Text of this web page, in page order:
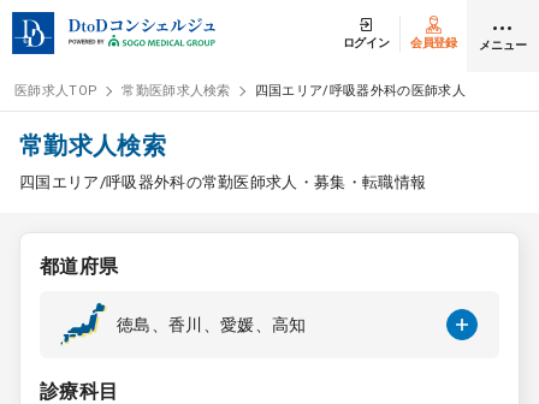
ログイン 会員登録 メニュー
ログイン
医師求人
常勤検索
医師求人TOP 常勤医師求人検索 四国エリア/呼吸器外科の医師求人
常勤求人検索
四国エリア/呼吸器外科の常勤医師求人・募集・転職情報
都道府県
徳島、香川、愛媛、高知
診療科目